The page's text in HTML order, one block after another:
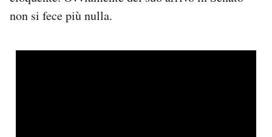
non si fece più nulla.